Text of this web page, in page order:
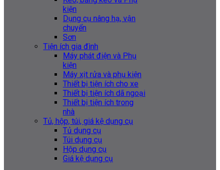
kiện
Dụng cụ nâng hạ, vận
chuyển
Sơn
Tiện ích gia đình
Máy phát điện và Phụ
kiện
Máy xịt rửa và phụ kiện
Thiết bị tiện ích cho xe
Thiết bị tiện ích dã ngoại
Thiết bị tiện ích trong
nhà
Tủ, hộp, túi, giá kệ dụng cụ
Tủ dụng cụ
Túi dụng cụ
Hộp dụng cụ
Giá kệ dụng cụ